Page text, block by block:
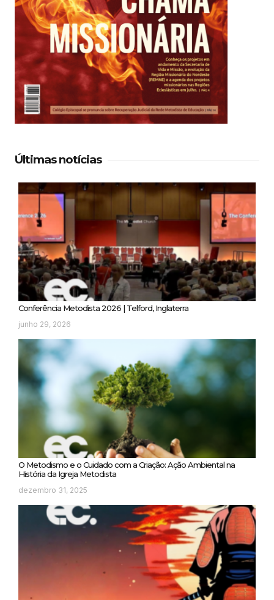
Últimas notícias
Conferência Metodista 2026 | Telford, Inglaterra
junho 29, 2026
O Metodismo e o Cuidado com a Criação: Ação Ambiental na
História da Igreja Metodista
dezembro 31, 2025